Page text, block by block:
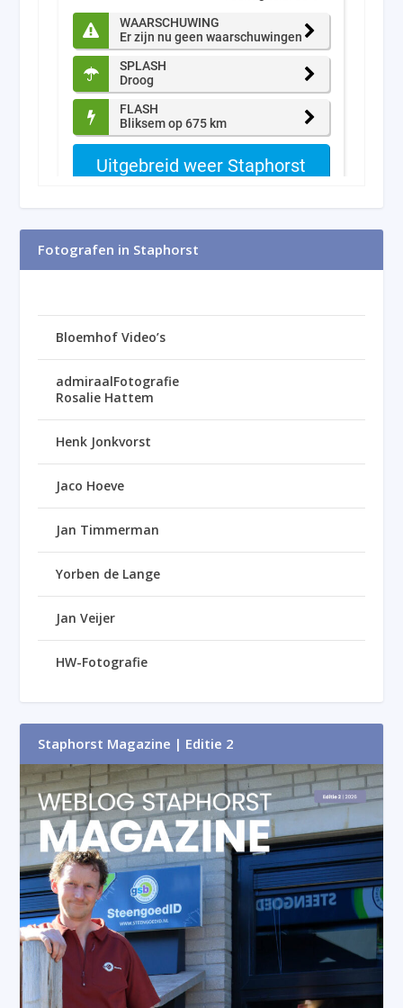
Fotografen in Staphorst
Bloemhof Video’s
admiraalFotografie
Rosalie Hattem
Henk Jonkvorst
Jaco Hoeve
Jan Timmerman
Yorben de Lange
Jan Veijer
HW-Fotografie
Staphorst Magazine | Editie 2